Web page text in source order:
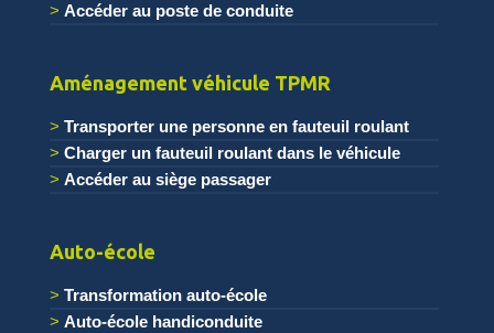
Accéder au poste de conduite
Aménagement véhicule TPMR
Transporter une personne en fauteuil roulant
Charger un fauteuil roulant dans le véhicule
Accéder au siège passager
Auto-école
Transformation auto-école
Auto-école handiconduite